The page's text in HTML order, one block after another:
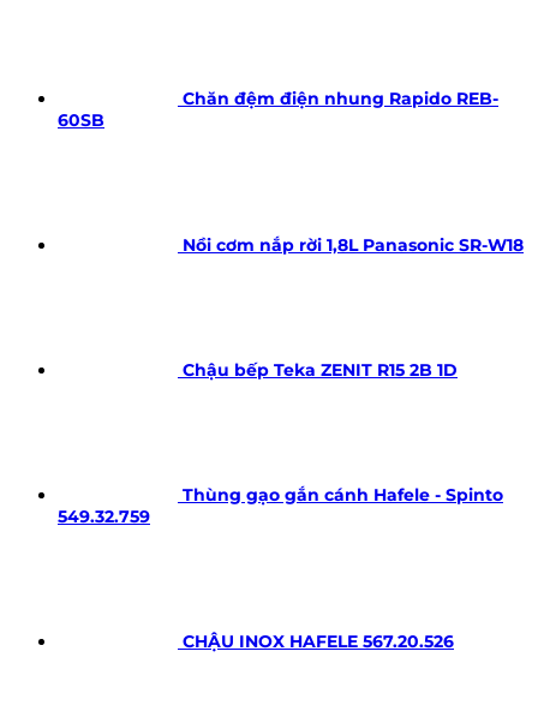
Chăn đệm điện nhung Rapido REB-
60SB
Nồi cơm nắp rời 1,8L Panasonic SR-W18
Chậu bếp Teka ZENIT R15 2B 1D
Thùng gạo gắn cánh Hafele - Spinto
549.32.759
CHẬU INOX HAFELE 567.20.526